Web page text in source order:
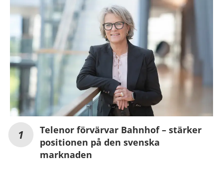
Telenor förvärvar Bahnhof – stärker
positionen på den svenska
marknaden